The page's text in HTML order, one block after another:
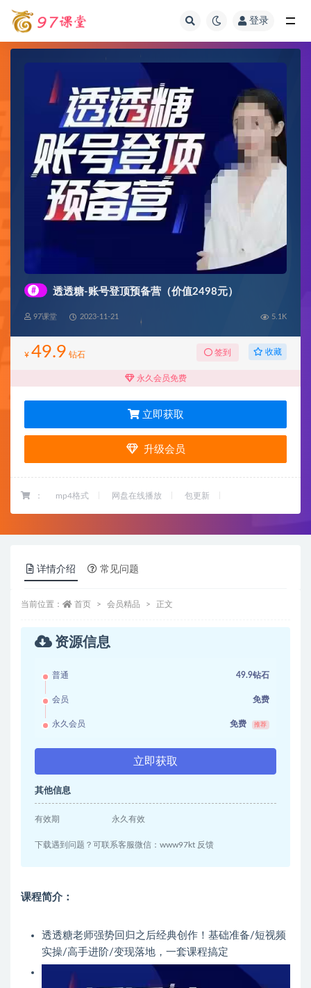
登录
# 透透糖-账号登顶预备营（价值2498元）
97课堂 2023-11-21 5.1K
¥ 49.9 钻石 签到 收藏
永久会员免费
立即获取
升级会员
： mp4格式 网盘在线播放 包更新
详情介绍 常见问题
当前位置： 首页 会员精品 正文
资源信息
普通 49.9钻石
会员 免费
永久会员 免费 推荐
立即获取
其他信息
有效期 永久有效
下载遇到问题？可联系客服微信：www97kt 反馈
课程简介：
透透糖老师强势回归之后经典创作！基础准备/短视频
实操/高手进阶/变现落地，一套课程搞定